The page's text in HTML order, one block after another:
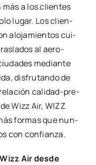
a los clien­tes
lugar. Los clien­
alo­ja­mien­tos cui­
al aero­
median­te
dis­fru­tan­do de
cali­­dad-pre­­
Wizz Air, WIZZ
for­mas que nun­
con con­fian­za.
Air des­de